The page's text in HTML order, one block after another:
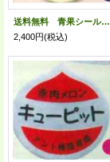
送料無料 青果シール スイカ なつここあ用 1000枚 ナント種苗(株)
2,400円(税込)